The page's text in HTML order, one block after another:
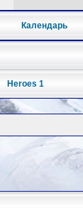
Календарь
Heroes 1